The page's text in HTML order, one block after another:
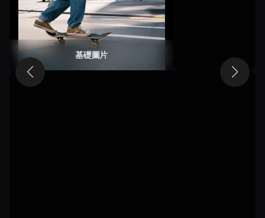
基礎圖片
樓反射陽光。鏡
頭平順跟拍，捕
捉自信笑容與隨